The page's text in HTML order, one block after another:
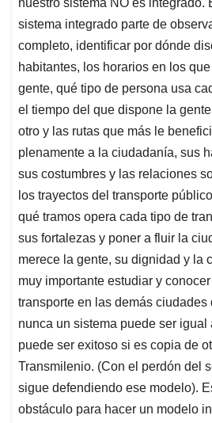
nuestro sistema NO es integrado.
sistema integrado parte de
completo, identificar por dónde
habitantes, los horarios en los
gente, qué tipo de persona usa
el tiempo del que dispone la
otro y las rutas que más le
plenamente a la ciudadanía, sus
sus costumbres y las relaciones
los trayectos del transporte
qué tramos opera cada tipo de
sus fortalezas y poner a fluir la
merece la gente, su dignidad y la
muy importante estudiar y
transporte en las demás ciudades
nunca un sistema puede ser igual
puede ser exitoso si es copia de
Transmilenio. (Con el perdón del
sigue defendiendo ese modelo).
obstáculo para hacer un modelo